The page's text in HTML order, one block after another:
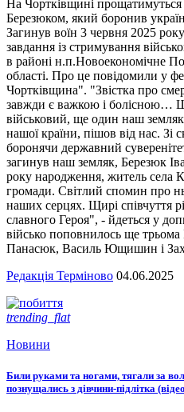
На Чортківщині прощатимуться
Березюком, який боронив
Загинув воїн 3 червня 2025
завдання із стримування
в районі н.п.Новоекономічне
області. Про це повідомили у
Чортківщина". "Звістка про
завжди є важкою і болісною…
військовий, ще один наш
нашої країни, пішов від нас.
боронячи державний
загинув наш земляк, Березюк
року народження, житель села
громади. Світлий спомин про
наших серцях. Щирі співчуття
славного Героя", - йдеться у
військо поповнилось ще
Панасюк, Василь Ющишин і
Редакція Терміново 04.06.2025
trending_flat
Новини
Били руками та ногами, тягали за
познущались з дівчини-підлітка